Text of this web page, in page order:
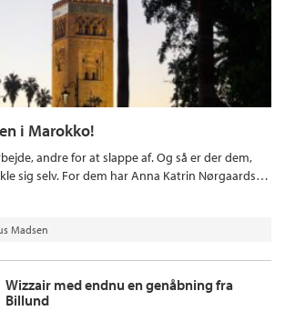
i Marokko!
andre for at slappe af. Og så er der dem,
sig selv. For dem har Anna Katrin Nørgaards…
Madsen
Wizzair med endnu en genåbning fra
Billund